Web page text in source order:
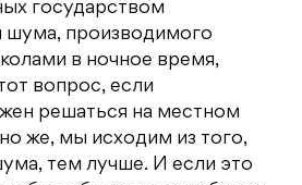
государством
шума, производимого
в ночное время,
вопрос, если
решаться на местном
же, мы исходим из того,
тем лучше. И если это